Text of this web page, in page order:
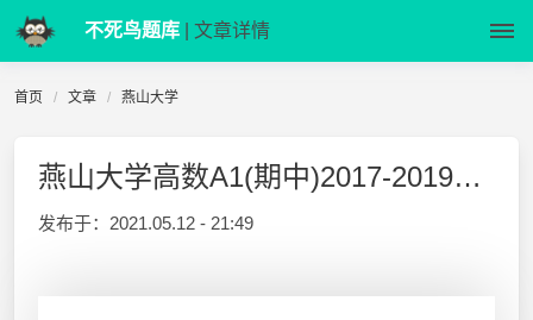
不死鸟题库 | 文章详情
首页 文章 燕山大学
燕山大学高数A1(期中)2017-2019试题及答案
发布于： 2021.05.12 - 21:49